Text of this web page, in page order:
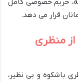
قرار می دهد.
منظری
باشکوه و بی نظیر،